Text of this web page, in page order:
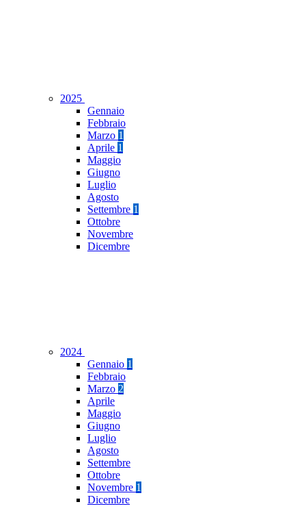
2025
Gennaio
Febbraio
Marzo 1
Aprile 1
Maggio
Giugno
Luglio
Agosto
Settembre 1
Ottobre
Novembre
Dicembre
2024
Gennaio 1
Febbraio
Marzo 2
Aprile
Maggio
Giugno
Luglio
Agosto
Settembre
Ottobre
Novembre 1
Dicembre